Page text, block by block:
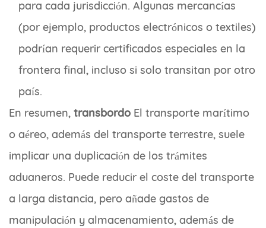
para cada jurisdicción. Algunas mercancías
(por ejemplo, productos electrónicos o textiles)
podrían requerir certificados especiales en la
frontera final, incluso si solo transitan por otro
país.
En resumen, transbordo El transporte marítimo
o aéreo, además del transporte terrestre, suele
implicar una duplicación de los trámites
aduaneros. Puede reducir el coste del transporte
a larga distancia, pero añade gastos de
manipulación y almacenamiento, además de